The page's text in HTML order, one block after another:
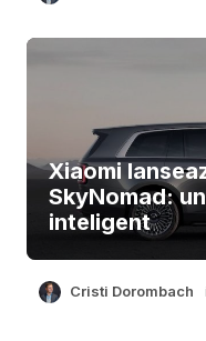
Xiaomi
SkyNomad:
inteligent
Cristi Dorombach